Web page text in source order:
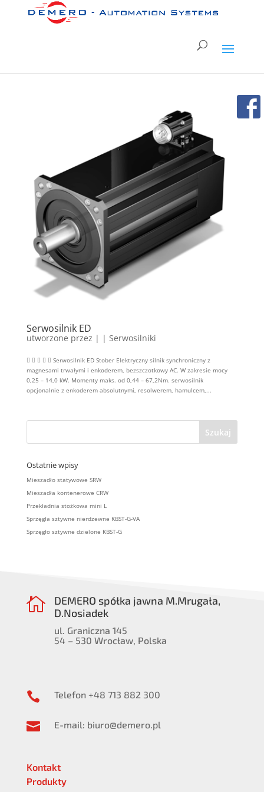
Serwosilnik ED
utworzone przez | | Serwosilniki
     Serwosilnik ED Stober Elektryczny silnik synchroniczny z
magnesami trwałymi i enkoderem, bezszczotkowy AC. W zakresie mocy
0,25 – 14,0 kW. Momenty maks. od 0,44 – 67,2Nm. serwosilnik
opcjonalnie z enkoderem absolutnymi, resolwerem, hamulcem,...
Ostatnie wpisy
Mieszadło statywowe SRW
Mieszadła kontenerowe CRW
Przekładnia stożkowa mini L
Sprzęgła sztywne nierdzewne KBST-G-VA
Sprzęgło sztywne dzielone KBST-G

DEMERO spółka jawna M.Mrugała,
D.Nosiadek
ul. Graniczna 145
54 – 530 Wrocław, Polska
 Telefon +48 713 882 300
 E-mail: biuro@demero.pl
Kontakt
Produkty